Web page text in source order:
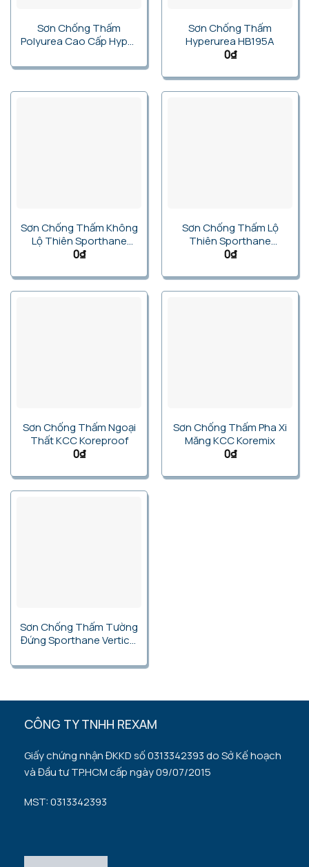
Sơn Chống Thấm
Polyurea Cao Cấp Hyper
Sơn Chống Thấm
Hyperurea HB195A
0₫
Sơn Chống Thấm Không
Lộ Thiên Sporthane
Non-Exposure WTR
0₫
Sơn Chống Thấm Lộ
Thiên Sporthane
Exposure WTR
0₫
Sơn Chống Thấm Ngoại
Thất KCC Koreproof
0₫
Sơn Chống Thấm Pha Xi
Măng KCC Koremix
0₫
Sơn Chống Thấm Tường
Đứng Sporthane Vertical
CÔNG TY TNHH REXAM
Giấy chứng nhận ĐKKD số 0313342393 do Sở Kế hoạch
và Đầu tư TP.HCM cấp ngày 09/07/2015
MST: 0313342393